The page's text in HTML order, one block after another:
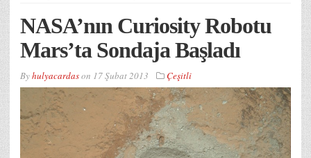
NASA’nın Curiosity Robotu
Mars’ta Sondaja Başladı
Byhulyacardason 17 Şubat 2013 Çeşitli